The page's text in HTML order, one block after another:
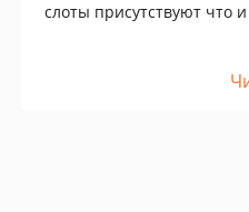
слоты присутствуют что